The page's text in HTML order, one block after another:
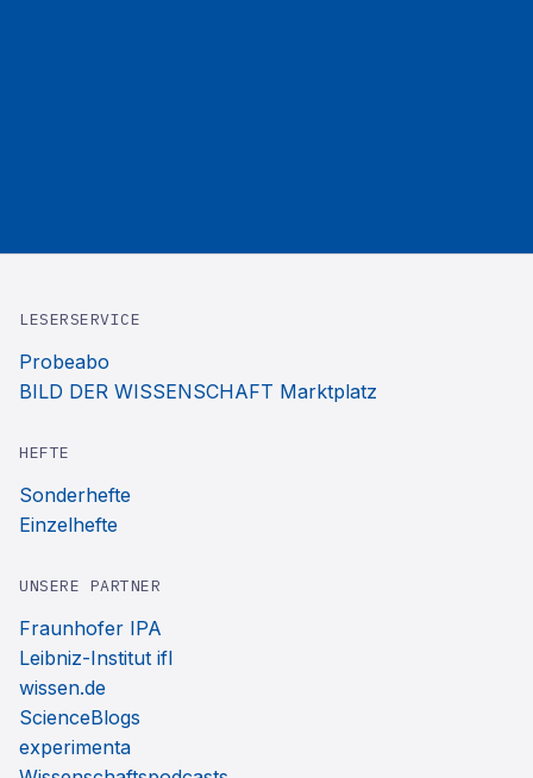
LESERSERVICE
Probeabo
BILD DER WISSENSCHAFT Marktplatz
HEFTE
Sonderhefte
Einzelhefte
UNSERE PARTNER
Fraunhofer IPA
Leibniz-Institut ifl
wissen.de
ScienceBlogs
experimenta